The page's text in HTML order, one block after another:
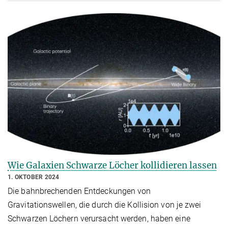
Wie Galaxien Schwarze Löcher kollidieren lassen
1. OKTOBER 2024
Die bahnbrechenden Entdeckungen von
Gravitationswellen, die durch die Kollision von je zwei
Schwarzen Löchern verursacht werden, haben eine